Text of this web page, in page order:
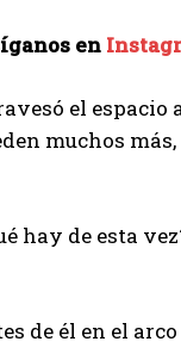
en
el espacio
muchos
hay de esta
de él en el arco